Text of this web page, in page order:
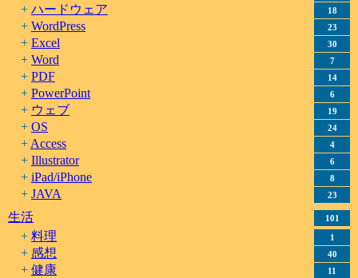
ハードウェア 18
WordPress 23
Excel 30
Word 7
PDF 14
PowerPoint 6
ウェブ 19
OS 24
Access 4
Illustrator 6
iPad/iPhone 8
JAVA 23
生活 101
料理 1
感想 40
健康 11